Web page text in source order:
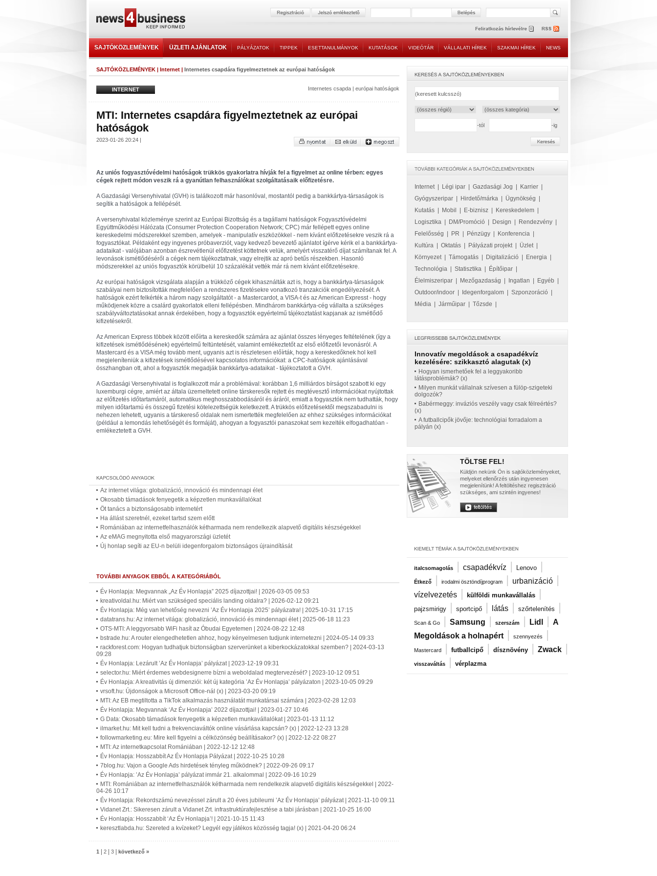
SAJTÓKÖZLEMÉNYEK ÜZLETI AJÁNLATOK PÁLYÁZATOK TIPPEK ESETTANULMÁNYOK KUTATÁSOK VIDEÓTÁR VÁLLALATI HÍREK SZAKMAI HÍREK NEWS
SAJTÓKÖZLEMÉNYEK | Internet | Internetes csapdára figyelmeztetnek az európai hatóságok
INTERNET Internetes csapda | európai hatóságok
MTI: Internetes csapdára figyelmeztetnek az európai
hatóságok
2023-01-26 20:24 |
Az uniós fogyasztóvédelmi hatóságok trükkös gyakorlatra hívják fel a figyelmet az online térben: egyes
cégek rejtett módon veszik rá a gyanútlan felhasználókat szolgáltatásaik előfizetésre.
A Gazdasági Versenyhivatal (GVH) is találkozott már hasonlóval, mostantól pedig a bankkártya-társaságok is
segítik a hatóságok a fellépését.
A versenyhivatal közleménye szerint az Európai Bizottság és a tagállami hatóságok Fogyasztóvédelmi
Együttműködési Hálózata (Consumer Protection Cooperation Network; CPC) már fellépett egyes online
kereskedelmi módszerekkel szemben, amelyek - manipulatív eszközökkel - nem kívánt előfizetésekre veszik rá a
fogyasztókat. Példaként egy ingyenes próbaverziót, vagy kedvező bevezető ajánlatot ígérve kérik el a bankkártya-
adataikat - valójában azonban észrevétlenül előfizetést köttetnek velük, amelyért visszatérő díjat számítanak fel. A
levonások ismétlődéséről a cégek nem tájékoztatnak, vagy elrejtik az apró betűs részekben. Hasonló
módszerekkel az uniós fogyasztók körülbelül 10 százalékát vették már rá nem kívánt előfizetésekre.
Az európai hatóságok vizsgálata alapján a trükköző cégek kihasználták azt is, hogy a bankkártya-társaságok
szabályai nem biztosították megfelelően a rendszeres fizetésekre vonatkozó tranzakciók engedélyezését. A
hatóságok ezért felkérték a három nagy szolgáltatót - a Mastercardot, a VISA-t és az American Expresst - hogy
működjenek közre a csalárd gyakorlatok elleni fellépésben. Mindhárom bankkártya-cég vállalta a szükséges
szabályváltoztatásokat annak érdekében, hogy a fogyasztók egyértelmű tájékoztatást kapjanak az ismétlődő
kifizetésekről.
Az American Express többek között előírta a kereskedők számára az ajánlat összes lényeges feltételének (így a
kifizetések ismétlődésének) egyértelmű feltüntetését, valamint emlékeztetőt az első előfizetői levonásról. A
Mastercard és a VISA még tovább ment, ugyanis azt is részletesen előírták, hogy a kereskedőknek hol kell
megjeleníteniük a kifizetések ismétlődésével kapcsolatos információkat: a CPC-hatóságok ajánlásával
összhangban ott, ahol a fogyasztók megadják bankkártya-adataikat - tájékoztatott a GVH.
A Gazdasági Versenyhivatal is foglalkozott már a problémával: korábban 1,6 milliárdos bírságot szabott ki egy
luxemburgi cégre, amiért az általa üzemeltetett online társkeresők rejtett és megtévesztő információkat nyújtottak
az előfizetés időtartamáról, automatikus meghosszabbodásáról és áráról, emiatt a fogyasztók nem tudhatták, hogy
milyen időtartamú és összegű fizetési kötelezettségük keletkezett. A trükkös előfizetésektől megszabadulni is
nehezen lehetett, ugyanis a társkereső oldalak nem ismertették megfelelően az ehhez szükséges információkat
(például a lemondás lehetőségét és formáját), ahogyan a fogyasztói panaszokat sem kezelték elfogadhatóan -
emlékeztetett a GVH.
Az internet világa: globalizáció, innováció és mindennapi élet
Okosabb támadások fenyegetik a képzetlen munkavállalókat
Öt tanács a biztonságosabb internetért
Ha állást szeretnél, ezeket tartsd szem előtt
Romániában az internetfelhasználók kétharmada nem rendelkezik alapvető digitális készségekkel
Az eMAG megnyitotta első magyarországi üzletét
Új honlap segíti az EU-n belüli idegenforgalom biztonságos újraindítását
TOVÁBBI ANYAGOK EBBŐL A KATEGÓRIÁBÓL
Év Honlapja: Megvannak „Az Év Honlapja” 2025 díjazottjai! | 2026-03-05 09:53
kreativoldal.hu: Miért van szükséged speciális landing oldalra? | 2026-02-12 09:21
Év Honlapja: Még van lehetőség nevezni ’Az Év Honlapja 2025’ pályázatra! | 2025-10-31 17:15
datatrans.hu: Az internet világa: globalizáció, innováció és mindennapi élet | 2025-06-18 11:23
OTS-MTI: A leggyorsabb WiFi hasít az Óbudai Egyetemen | 2024-08-22 12:48
bstrade.hu: A router elengedhetetlen ahhoz, hogy kényelmesen tudjunk internetezni | 2024-05-14 09:33
rackforest.com: Hogyan tudhatjuk biztonságban szerverünket a kiberkockázatokkal szemben? | 2024-03-13
09:28
Év Honlapja: Lezárult ’Az Év Honlapja’ pályázat | 2023-12-19 09:31
selector.hu: Miért érdemes webdesignerre bízni a weboldalad megtervezését? | 2023-10-12 09:51
Év Honlapja: A kreativitás új dimenziói: két új kategória ’Az Év Honlapja’ pályázaton | 2023-10-05 09:29
vrsoft.hu: Újdonságok a Microsoft Office-nál (x) | 2023-03-20 09:19
MTI: Az EB megtiltotta a TikTok alkalmazás használatát munkatársai számára | 2023-02-28 12:03
Év Honlapja: Megvannak ‘Az Év Honlapja’ 2022 díjazottjai! | 2023-01-27 10:46
G Data: Okosabb támadások fenyegetik a képzetlen munkavállalókat | 2023-01-13 11:12
ilmarket.hu: Mit kell tudni a frekvenciaváltók online vásárlása kapcsán? (x) | 2022-12-23 13:28
followmarketing.eu: Mire kell figyelni a célközönség beállításakor? (x) | 2022-12-22 08:27
MTI: Az internetkapcsolat Romániában | 2022-12-12 12:48
Év Honlapja: Hosszabbít Az Év Honlapja Pályázat | 2022-10-25 10:28
7blog.hu: Vajon a Google Ads hirdetések tényleg működnek? | 2022-09-26 09:17
Év Honlapja: ’Az Év Honlapja’ pályázat immár 21. alkalommal | 2022-09-16 10:29
MTI: Romániában az internetfelhasználók kétharmada nem rendelkezik alapvető digitális készségekkel | 2022-
04-26 10:17
Év Honlapja: Rekordszámú nevezéssel zárult a 20 éves jubileumi ’Az Év Honlapja’ pályázat | 2021-11-10 09:11
Vidanet Zrt.: Sikeresen zárult a Vidanet Zrt. infrastruktúrafejlesztése a tabi járásban | 2021-10-25 16:00
Év Honlapja: Hosszabbít ‘Az Év Honlapja’! | 2021-10-15 11:43
keresztlabda.hu: Szereted a kvízeket? Legyél egy játékos közösség tagja! (x) | 2021-04-20 06:24
1 2 3 következő »
-tól -ig
Internet| Légi ipar Gazdasági Jog Karrier
Gyógyszeripar
Hirdető/márka Ügynökség
Kutatás
Mobil E-biznisz Kereskedelem
Logisztika
DM/Promóció Design Rendezvény
Felelősség
PR Pénzügy Konferencia
Kultúra
Oktatás Pályázati projekt| Üzlet|
Környezet| Támogatás Digitalizáció Energia
Technológia
Statisztika Építőipar
Élelmiszeripar
Mezőgazdaság Ingatlan Egyéb
Outdoor/indoor
Idegenforgalom Szponzoráció
Média
Járműipar Tőzsde
Innovatív megoldások a csapadékvíz
kezelésére: szikkasztó alagutak (x)
Hogyan ismerhetőek fel a leggyakoribb
látásproblémák? (x)
Milyen munkát vállalnak szívesen a fülöp-szigeteki
dolgozók?
Babérmeggy: inváziós veszély vagy csak félreértés?
(x)
A futballcipők jövője: technológiai forradalom a
pályán (x)
TÖLTSE FEL!
Küldjön nekünk Ön is sajtóközleményeket,
melyeket ellenőrzés után ingyenesen
megjelenítünk! A feltöltéshez regisztráció
szükséges, ami szintén ingyenes!
italcsomagolás | csapadékvíz | Lenovo |
Étkező | irodalmi ösztöndíjprogram | urbanizáció |
vízelvezetés | külföldi munkavállalás |
pajzsmirigy | sportcipő | látás | szőrtelenítés |
Scan & Go | Samsung | szerszám | Lidl | A
Megoldások a holnapért | szennyezés |
Mastercard | futballcipő | dísznövény | Zwack |
visszaváltás | vérplazma